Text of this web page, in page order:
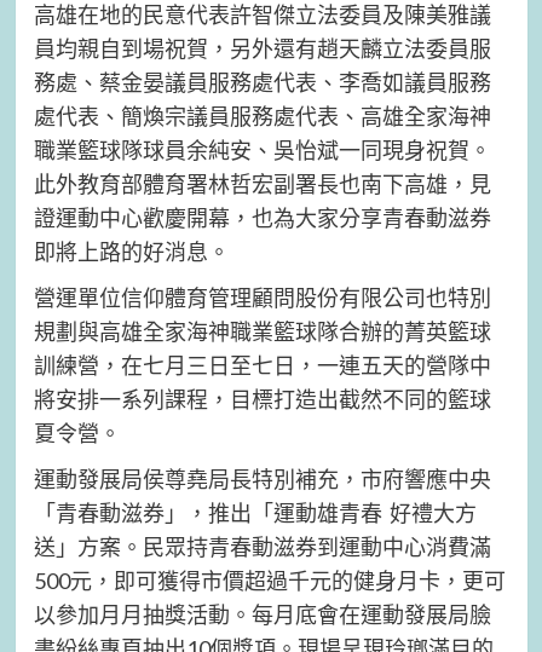
高雄在地的民意代表許智傑立法委員及陳美雅議
員均親自到場祝賀，另外還有趙天麟立法委員服
務處、蔡金晏議員服務處代表、李喬如議員服務
處代表、簡煥宗議員服務處代表、高雄全家海神
職業籃球隊球員余純安、吳怡斌一同現身祝賀。
此外教育部體育署林哲宏副署長也南下高雄，見
證運動中心歡慶開幕，也為大家分享青春動滋券
即將上路的好消息。
營運單位信仰體育管理顧問股份有限公司也特別
規劃與高雄全家海神職業籃球隊合辦的菁英籃球
訓練營，在七月三日至七日，一連五天的營隊中
將安排一系列課程，目標打造出截然不同的籃球
夏令營。
運動發展局侯尊堯局長特別補充，市府響應中央
「青春動滋券」，推出「運動雄青春 好禮大方
送」方案。民眾持青春動滋券到運動中心消費滿
500元，即可獲得市價超過千元的健身月卡，更可
以參加月月抽獎活動。每月底會在運動發展局臉